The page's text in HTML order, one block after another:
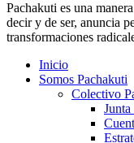
Pachakuti es una
decir y de ser, anuncia
transformaciones
Inicio
Somos Pachakuti
Colectivo